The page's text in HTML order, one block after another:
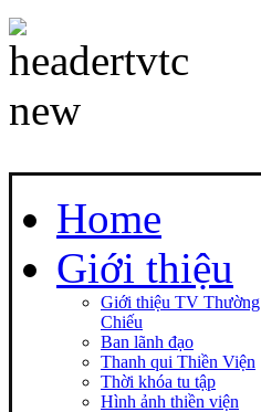
Home
Giới thiệu
Giới thiệu TV Thường
Chiếu
Ban lãnh đạo
Thanh qui Thiền Viện
Thời khóa tu tập
Hình ảnh thiền viện